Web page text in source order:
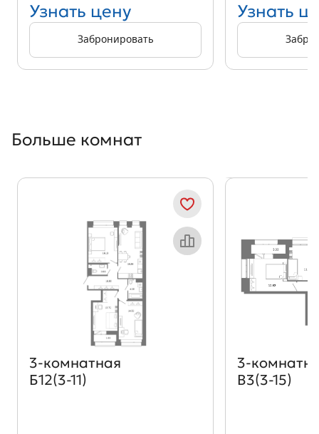
Узнать цену
Забронировать
Узнать
Больше комнат
Объект месяца
3‑комнатная
Б12(3-11)
В3(3-15)